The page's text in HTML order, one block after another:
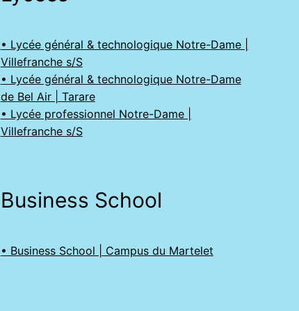
• Lycée général & technologique Notre-Dame |
Villefranche s/S
• Lycée général & technologique Notre-Dame
de Bel Air | Tarare
• Lycée professionnel Notre-Dame |
Villefranche s/S
Business School
• Business School | Campus du Martelet